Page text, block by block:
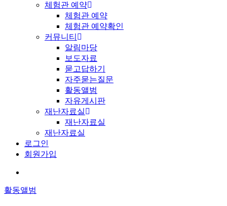
체험관 예약
체험관 예약
체험관 예약확인
커뮤니티
알림마당
보도자료
묻고답하기
자주묻는질문
활동앨범
자유게시판
재난자료실
재난자료실
재난자료실
로그인
회원가입
활동앨범